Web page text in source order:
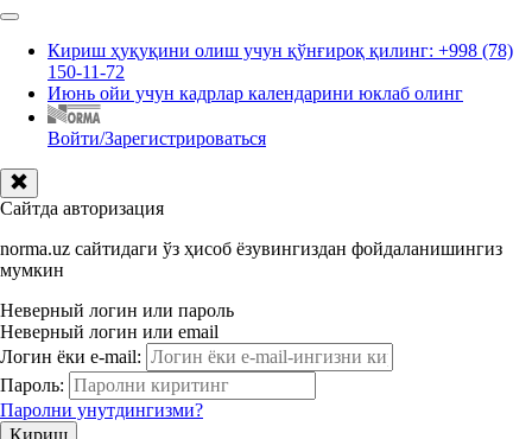
Кириш ҳуқуқини олиш учун қўнғироқ қилинг: +998 (78)
150-11-72
Июнь ойи учун кадрлар календарини юклаб олинг
Войти/Зарегистрироваться
Сайтда авторизация
norma.uz сайтидаги ўз ҳисоб ёзувингиздан фойдаланишингиз
мумкин
Неверный логин или пароль
Неверный логин или email
Логин ёки e-mail:
Пароль:
Паролни унутдингизми?